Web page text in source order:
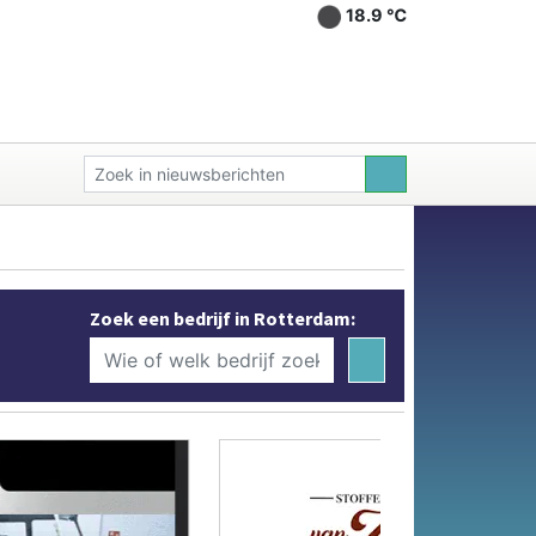
18.9 ℃
Zoek een bedrijf in Rotterdam: